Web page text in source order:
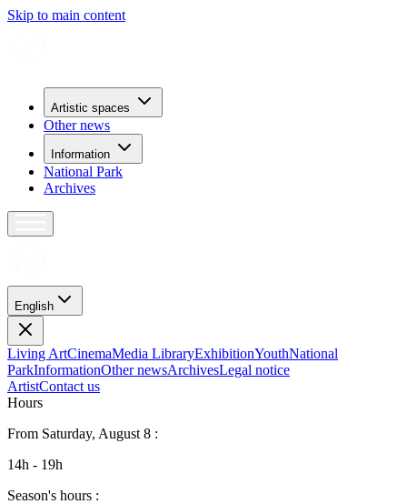
Skip to main content
Artistic spaces
Other news
Information
National Park
Archives
English
Living ArtCinemaMedia LibraryExhibitionYouthNational
ParkInformationOther newsArchivesLegal notice
ArtistContact us
Hours
From Saturday, August 8 :
14h - 19h
Season's hours :